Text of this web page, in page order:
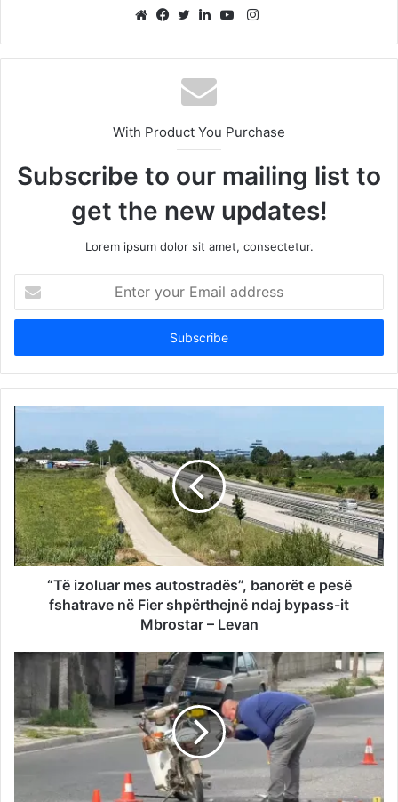
Instagram
With Product You Purchase
Subscribe to our mailing list to
get the new updates!
Lorem ipsum dolor sit amet, consectetur.
your
Email
“Të izoluar mes autostradës”, banorët e pesë
fshatrave në Fier shpërthejnë ndaj bypass-it
Mbrostar – Levan